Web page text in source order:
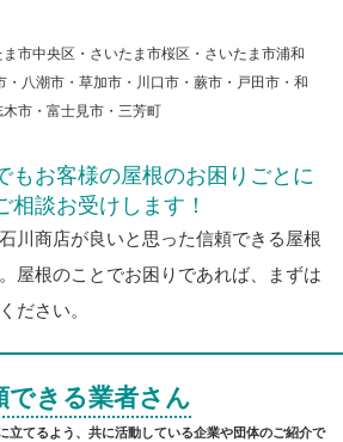
市中央区・さいたま市桜区・さいたま市浦和
・八潮市・草加市・川口市・蕨市・戸田市・和
市・富士見市・三芳町
もお客様の屋根のお困りごとに
相談お受けします！
川商店が良いと思った信頼できる屋根
屋根のことでお困りであれば、まずは
ださい。
できる業者さん
立てるよう、共に活動している企業や団体のご紹介で